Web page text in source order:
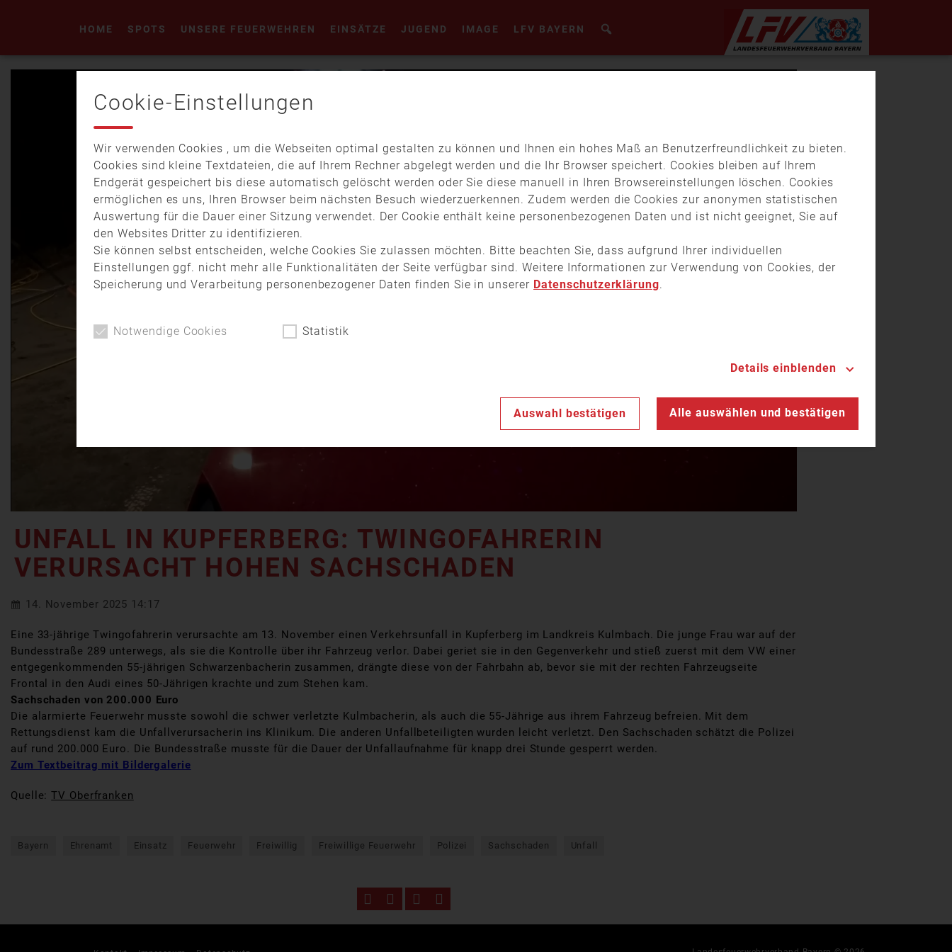
HOME SPOTS UNSERE FEUERWEHREN EINSÄTZE JUGEND IMAGE LFV BAYERN
abspielen
UNFALL IN KUPFERBERG: TWINGOFAHRERIN
VERURSACHT HOHEN SACHSCHADEN
14. November 2025 14:17
Eine 33-jährige Twingofahrerin verursachte am 13. November einen Verkehrsunfall in Kupferberg im Landkreis Kulmbach. Die junge Frau war auf der
Bundesstraße 289 unterwegs, als sie die Kontrolle über ihr Fahrzeug verlor. Dabei geriet sie in den Gegenverkehr und stieß zuerst mit dem VW einer
entgegenkommenden 55-jährigen Schwarzenbacherin zusammen, drängte diese von der Fahrbahn ab, bevor sie mit der rechten Fahrzeugseite
Frontal in den Audi eines 50-Jährigen krachte und zum Stehen kam.
Sachschaden von 200.000 Euro
Die alarmierte Feuerwehr musste sowohl die schwer verletzte Kulmbacherin, als auch die 55-Jährige aus ihrem Fahrzeug befreien. Mit dem
Rettungsdienst kam die Unfallverursacherin ins Klinikum. Die anderen Unfallbeteiligten wurden leicht verletzt. Den Sachschaden schätzt die Polizei
auf rund 200.000 Euro. Die Bundesstraße musste für die Dauer der Unfallaufnahme für knapp drei Stunde gesperrt werden.
Zum Textbeitrag mit Bildergalerie
Quelle:TV Oberfranken
Bayern Ehrenamt Einsatz Feuerwehr Freiwillig Freiwillige Feuerwehr Polizei Sachschaden Unfall
Cookie-Einstellungen
Wir verwenden Cookies , um die Webseiten optimal gestalten zu können und Ihnen ein hohes Maß an Benutzerfreundlichkeit zu bieten.
Cookies sind kleine Textdateien, die auf Ihrem Rechner abgelegt werden und die Ihr Browser speichert. Cookies bleiben auf Ihrem
Endgerät gespeichert bis diese automatisch gelöscht werden oder Sie diese manuell in Ihren Browsereinstellungen löschen. Cookies
ermöglichen es uns, Ihren Browser beim nächsten Besuch wiederzuerkennen. Zudem werden die Cookies zur anonymen statistischen
Auswertung für die Dauer einer Sitzung verwendet. Der Cookie enthält keine personenbezogenen Daten und ist nicht geeignet, Sie auf
den Websites Dritter zu identifizieren.
Sie können selbst entscheiden, welche Cookies Sie zulassen möchten. Bitte beachten Sie, dass aufgrund Ihrer individuellen
Einstellungen ggf. nicht mehr alle Funktionalitäten der Seite verfügbar sind. Weitere Informationen zur Verwendung von Cookies, der
Speicherung und Verarbeitung personenbezogener Daten finden Sie in unserer Datenschutzerklärung.
Notwendige Cookies Statistik
Details einblenden
Auswahl bestätigen Alle auswählen und bestätigen